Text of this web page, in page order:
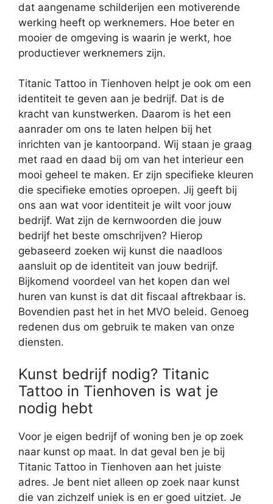
dat aangename schilderijen een motiverende
werking heeft op werknemers. Hoe beter en
mooier de omgeving is waarin je werkt, hoe
productiever werknemers zijn.
Titanic Tattoo in Tienhoven helpt je ook om een
identiteit te geven aan je bedrijf. Dat is de
kracht van kunstwerken. Daarom is het een
aanrader om ons te laten helpen bij het
inrichten van je kantoorpand. Wij staan je graag
met raad en daad bij om van het interieur een
mooi geheel te maken. Er zijn specifieke kleuren
die specifieke emoties oproepen. Jij geeft bij
ons aan wat voor identiteit je wilt voor jouw
bedrijf. Wat zijn de kernwoorden die jouw
bedrijf het beste omschrijven? Hierop
gebaseerd zoeken wij kunst die naadloos
aansluit op de identiteit van jouw bedrijf.
Bijkomend voordeel van het kopen dan wel
huren van kunst is dat dit fiscaal aftrekbaar is.
Bovendien past het in het MVO beleid. Genoeg
redenen dus om gebruik te maken van onze
diensten.
Kunst bedrijf nodig? Titanic
Tattoo in Tienhoven is wat je
nodig hebt
Voor je eigen bedrijf of woning ben je op zoek
naar kunst op maat. In dat geval ben je bij
Titanic Tattoo in Tienhoven aan het juiste
adres. Je bent niet alleen op zoek naar kunst
die van zichzelf uniek is en er goed uitziet. Je